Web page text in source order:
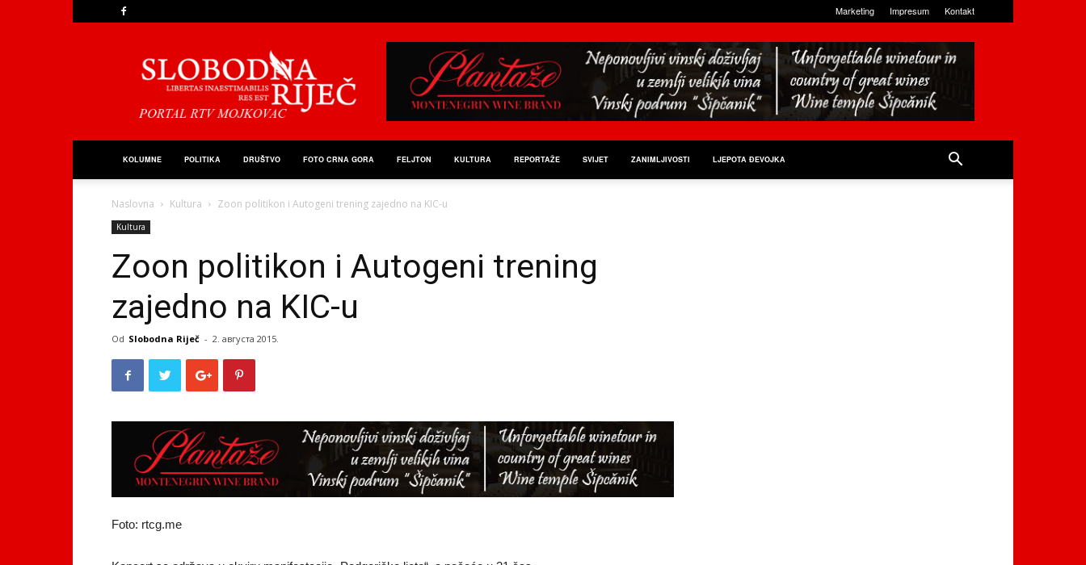
Marketing Impresum Kontakt
Riječ
KOLUMNE POLITIKA DRUŠTVO FOTO CRNA GORA FELJTON KULTURA REPORTAŽE SVIJET ZANIMLJIVOSTI LJEPOTA ĐEVOJKA
Naslovna Kultura Zoon politikon i Autogeni trening zajedno na KIC-u
Kultura
Zoon politikon i Autogeni trening
zajedno na KIC-u
Od Slobodna Riječ - 2. августа 2015.
Foto: rtcg.me